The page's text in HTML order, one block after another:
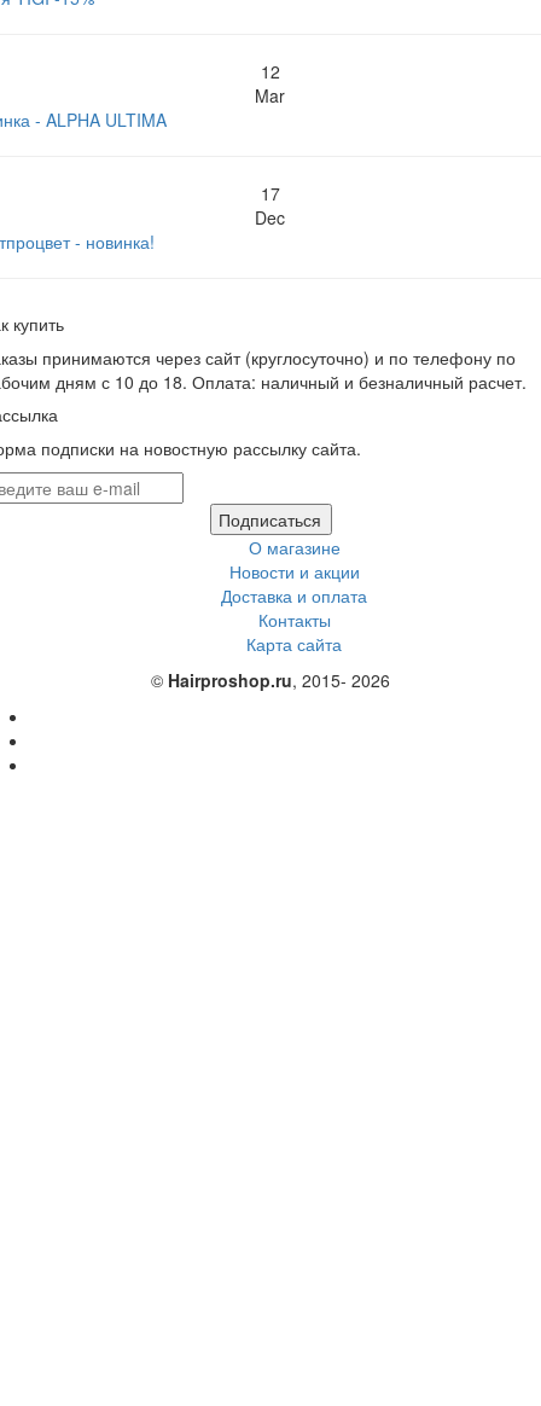
12
Mar
- ALPHA ULTIMA
17
Dec
- новинка!
купить
принимаются через сайт (круглосуточно) и по телефону по
дням с 10 до 18. Оплата: наличный и безналичный расчет.
подписки на новостную рассылку сайта.
Подписаться
О магазине
Новости и акции
Доставка и оплата
Контакты
Карта сайта
© Hairproshop.ru, 2015- 2026